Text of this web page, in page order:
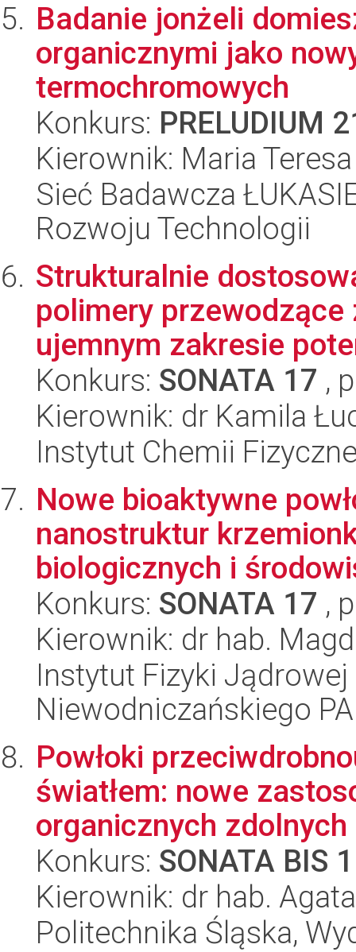
Badanie jonżeli
organicznymi jako
termochromowych
Konkurs: PRELUDIUM
Kierownik: Maria
Sieć Badawcza
Rozwoju Technologii
Strukturalnie
polimery
ujemnym zakresie
Konkurs: SONATA 17 ,
Kierownik: dr Kamila
Instytut Chemii
Nowe bioaktywne
nanostruktur
biologicznych i
Konkurs: SONATA 17 ,
Kierownik: dr hab.
Instytut Fizyki
Niewodniczańskiego
Powłoki
światłem: nowe
organicznych
Konkurs: SONATA BIS
Kierownik: dr hab.
Politechnika Śląska,